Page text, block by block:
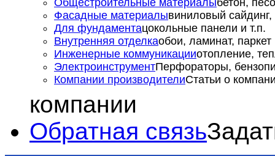
Общестроительные материалыбетон,
Фасадные материалывиниловый сайдинг,
Для фундаментацокольные панели и т.п.
Внутренняя отделкаобои, ламинат, паркет
Инженерные коммуникацииотопление,
ЭлектроинструментПерфораторы,
Компании производителиСтатьи о
компании
Обратная связь